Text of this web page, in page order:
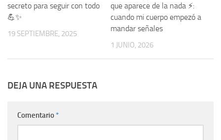
secreto para seguir con todo
💪✨
19 SEPTIEMBRE, 2025
que aparece de la nada ⚡:
cuando mi cuerpo empezó a
mandar señales
1 JUNIO, 2026
DEJA UNA RESPUESTA
Comentario *